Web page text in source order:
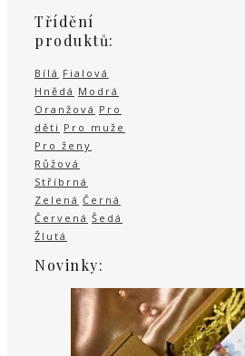
Třídění
produktů:
Bílá Fialová
Hnědá Modrá
Oranžová Pro
děti Pro muže
Pro ženy
Růžová
Stříbrná
Zelená Černá
Červená Šedá
Žlutá
Novinky: